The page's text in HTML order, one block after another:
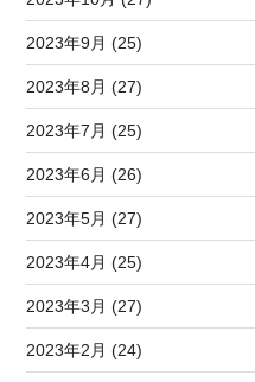
2023年9月 (25)
2023年8月 (27)
2023年7月 (25)
2023年6月 (26)
2023年5月 (27)
2023年4月 (25)
2023年3月 (27)
2023年2月 (24)